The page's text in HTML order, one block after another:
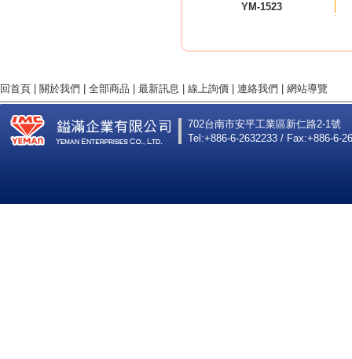
YM-1523
回首頁 關於我們 全部商品 最新訊息 線上詢價 連絡我們 網站導覽
702台南市安平工業區新仁路2-1號
Tel:+886-6-2632233 / Fax:+886-6-